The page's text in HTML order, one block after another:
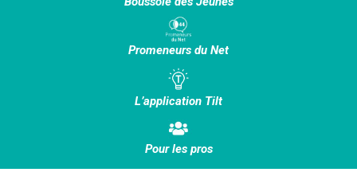
Promeneurs du Net
L’application Tilt
Pour les pros